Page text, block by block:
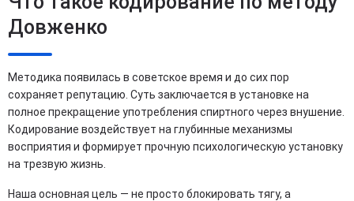
Довженко
Методика появилась в советское время и до сих пор
сохраняет репутацию. Суть заключается в установке на
полное прекращение употребления спиртного через внушение.
Кодирование воздействует на глубинные механизмы
восприятия и формирует прочную психологическую установку
на трезвую жизнь.
Наша основная цель — не просто блокировать тягу, а